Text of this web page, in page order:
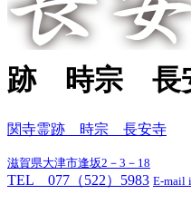
跡 時宗 長
関寺霊跡 時宗 長安寺
滋賀県大津市逢坂2－3－18
TEL 077（522）5983 E-mail